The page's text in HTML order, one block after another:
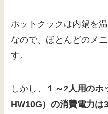
ホットクックは内鍋を
なので、ほとんどのメ
す。
しかし、
１～2人用のホ
HW10G）の消費電力は